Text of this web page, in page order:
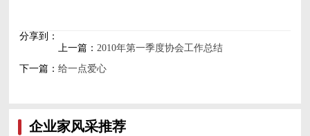
分享到：
上一篇： 2010年第一季度协会工作总结
下一篇： 给一点爱心
企业家风采推荐